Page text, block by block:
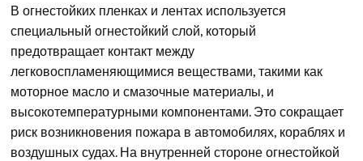
В огнестойких пленках и лентах используется
специальный огнестойкий слой, который
предотвращает контакт между
легковоспламеняющимися веществами, такими как
моторное масло и смазочные материалы, и
высокотемпературными компонентами. Это сокращает
риск возникновения пожара в автомобилях, кораблях и
воздушных судах. На внутренней стороне огнестойкой